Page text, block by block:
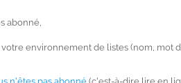
abonné,
votre environnement de listes (nom, mot